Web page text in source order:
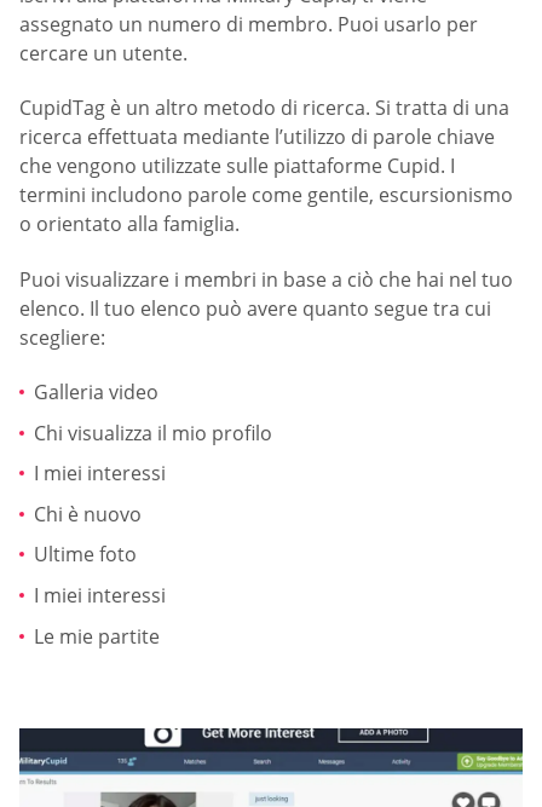
assegnato un numero di membro. Puoi usarlo per
cercare un utente.
CupidTag è un altro metodo di ricerca. Si tratta di una
ricerca effettuata mediante l’utilizzo di parole chiave
che vengono utilizzate sulle piattaforme Cupid. I
termini includono parole come gentile, escursionismo
o orientato alla famiglia.
Puoi visualizzare i membri in base a ciò che hai nel tuo
elenco. Il tuo elenco può avere quanto segue tra cui
scegliere:
Galleria video
Chi visualizza il mio profilo
I miei interessi
Chi è nuovo
Ultime foto
I miei interessi
Le mie partite